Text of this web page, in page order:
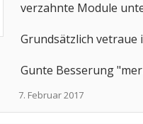
verzahnte Module
Grundsätzlich
Gunte Besserung
7. Februar 2017